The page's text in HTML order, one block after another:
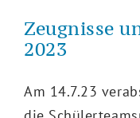
Zeugnisse
2023
Am 14.7.23